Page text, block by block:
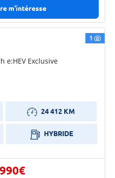
m'intéresse
1
e:HEV Exclusive
24 412 KM
HYBRIDE